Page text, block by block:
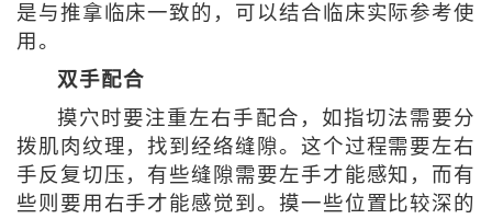
是与推拿临床一致的，可以结合临床实际参考使
用。
双手配合
摸穴时要注重左右手配合，如指切法需要分
拨肌肉纹理，找到经络缝隙。这个过程需要左右
手反复切压，有些缝隙需要左手才能感知，而有
些则要用右手才能感觉到。摸一些位置比较深的